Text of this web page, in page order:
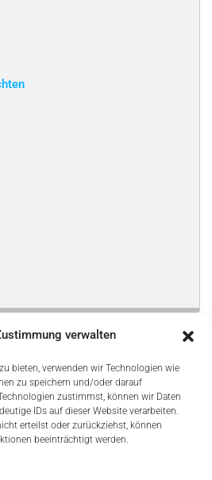
verwalten
bieten, verwenden wir Technologien wie
zu speichern und/oder darauf
zustimmst, können wir Daten
IDs auf dieser Website verarbeiten.
erteilst oder zurückziehst, können
beeinträchtigt werden.